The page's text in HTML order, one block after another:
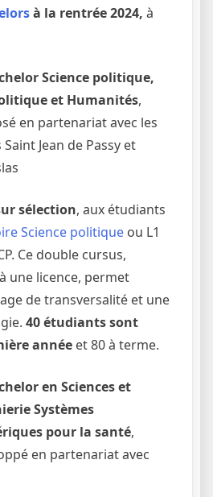
à la rentrée 2024, à
Science politique,
et Humanités,
en partenariat avec les
Saint Jean de Passy et
sélection, aux étudiants
Science politique ou L1
Ce double cursus,
une licence, permet
de transversalité et une
40 étudiants sont
année et 80 à terme.
en Sciences et
Systèmes
pour la santé,
en partenariat avec